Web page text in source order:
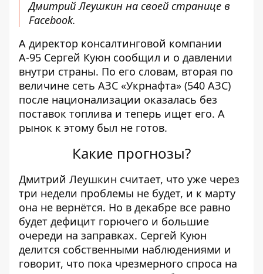
Дмитрий Леушкин на своей странице в
Facebook.
А директор консалтинговой компании
А-95 Сергей Куюн сообщил и о давлении
внутри страны. По его словам, вторая по
величине сеть АЗС «Укрнафта» (540 АЗС)
после национализации оказалась без
поставок топлива и теперь ищет его. А
рынок к этому был не готов.
Какие прогнозы?
Дмитрий Леушкин считает, что уже через
три недели проблемы не будет, и к марту
она не вернётся. Но в декабре все равно
будет дефицит горючего и большие
очереди на заправках. Сергей Куюн
делится собственными наблюдениями и
говорит, что пока чрезмерного спроса на